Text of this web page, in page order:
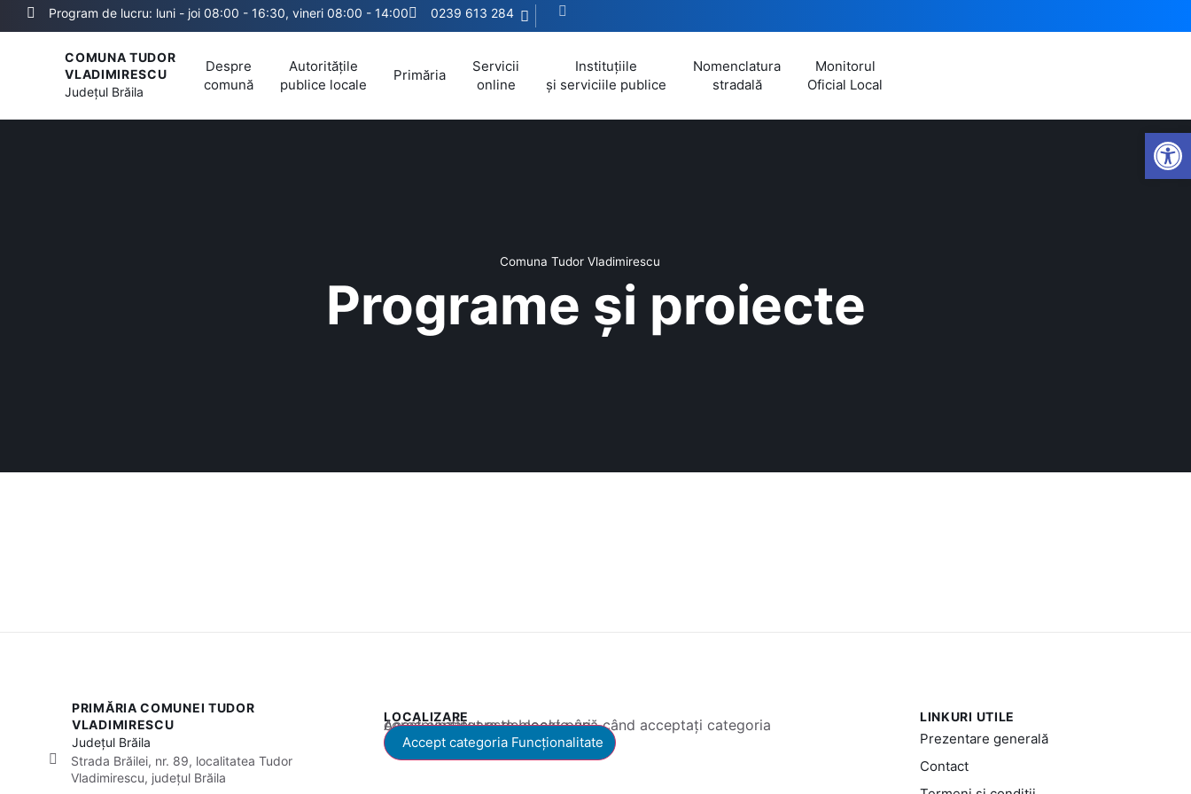
Program de lucru: luni - joi 08:00 - 16:30, vineri 08:00 - 14:00 0239 613 284
COMUNA TUDOR
VLADIMIRESCU
Județul Brăila
Despre
comună
Autoritățile
publice locale
Primăria
Servicii
online
Instituțiile
și serviciile publice
Nomenclatura
stradală
Monitorul
Oficial Local
Comuna Tudor Vladimirescu
Programe și proiecte
PRIMĂRIA COMUNEI TUDOR
VLADIMIRESCU
Județul Brăila
Strada Brăilei, nr. 89, localitatea Tudor
Vladimirescu, județul Brăila
LOCALIZARE
Acest conținut este blocat până când acceptați categoria corespunzătoare de cookie-uri.
Accept categoria Funcționalitate
LINKURI UTILE
Prezentare generală
Contact